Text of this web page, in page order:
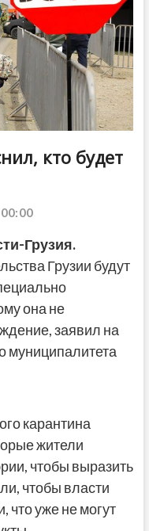
кто будет
Грузия.
Грузии будут
она не
заявил на
муниципалитета
карантина
жители
чтобы выразить
чтобы власти
что уже не могут